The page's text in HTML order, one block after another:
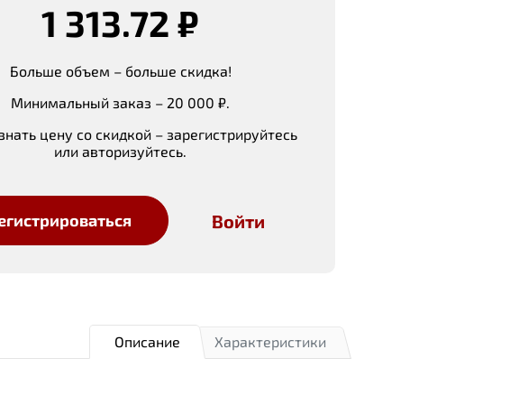
1 313.72 ₽
Больше объем – больше скидка!
Минимальный заказ – 20 000 ₽.
цену со скидкой – зарегистрируйтесь
или авторизуйтесь.
Войти
Характеристики
Описание